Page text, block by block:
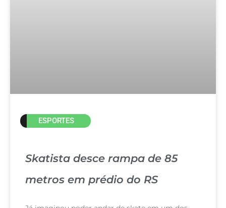
ESPORTES
Skatista desce rampa de 85
metros em prédio do RS